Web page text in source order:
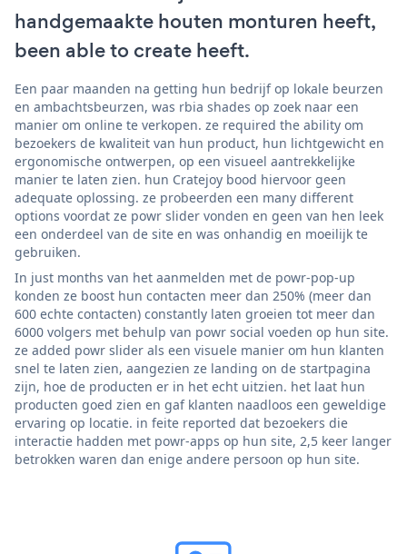
handgemaakte houten monturen heeft,
been able to create heeft.
Een paar maanden na getting hun bedrijf op lokale beurzen
en ambachtsbeurzen, was rbia shades op zoek naar een
manier om online te verkopen. ze required the ability om
bezoekers de kwaliteit van hun product, hun lichtgewicht en
ergonomische ontwerpen, op een visueel aantrekkelijke
manier te laten zien. hun Cratejoy bood hiervoor geen
adequate oplossing. ze probeerden een many different
options voordat ze powr slider vonden en geen van hen leek
een onderdeel van de site en was onhandig en moeilijk te
gebruiken.
In just months van het aanmelden met de powr-pop-up
konden ze boost hun contacten meer dan 250% (meer dan
600 echte contacten) constantly laten groeien tot meer dan
6000 volgers met behulp van powr social voeden op hun site.
ze added powr slider als een visuele manier om hun klanten
snel te laten zien, aangezien ze landing on de startpagina
zijn, hoe de producten er in het echt uitzien. het laat hun
producten goed zien en gaf klanten naadloos een geweldige
ervaring op locatie. in feite reported dat bezoekers die
interactie hadden met powr-apps op hun site, 2,5 keer langer
betrokken waren dan enige andere persoon op hun site.